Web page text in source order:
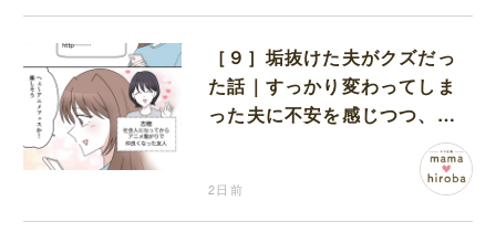
［９］垢抜けた夫がクズだっ
た話｜すっかり変わってしま
った夫に不安を感じつつ、友
人から誘われたアニメフェス
2日前